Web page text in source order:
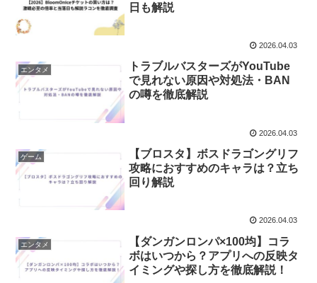
日も解説
2026.04.03
エンタメ
トラブルバスターズがYouTube
で見れない原因や対処法・BAN
の噂を徹底解説
2026.04.03
ゲーム
【ブロスタ】ボスドラゴングリフ
攻略におすすめのキャラは？立ち
回り解説
2026.04.03
エンタメ
【ダンガンロンパ×100均】コラ
ボはいつから？アプリへの反映タ
イミングや探し方を徹底解説！